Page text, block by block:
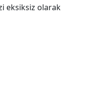
eksiksiz olarak